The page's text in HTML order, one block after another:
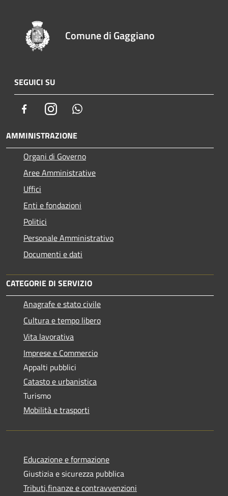
Comune di Gaggiano
SEGUICI SU
FacebookInstagram
AMMINISTRAZIONE
Organi di Governo
Aree Amministrative
Uffici
Enti e fondazioni
Politici
Personale Amministrativo
Documenti e dati
CATEGORIE DI SERVIZIO
Anagrafe e stato civile
Cultura e tempo libero
Vita lavorativa
Imprese e Commercio
Appalti pubblici
Catasto e urbanistica
Turismo
Mobilità e trasporti
Educazione e formazione
Giustizia e sicurezza pubblica
Tributi,finanze e contravvenzioni